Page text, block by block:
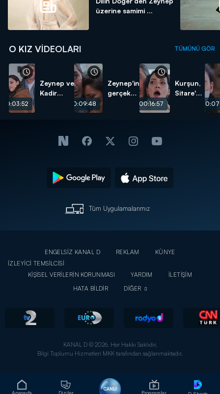
Anasayfa Diziler
CANLI
Programlar
üzerine samimi ...
O KIZ VIDEOLARI TÜMÜNÜ GÖR
00:03:52
Zeynep ve
Kadir
00:09:48
Zeynep'in
gerçek
00:16:57
Kurşun,
Sitare'ye
Tüm Uygulamalarımız
ENGELSİZ KANAL D REKLAM
KÜNYE
İZLEYİCİ TEMSİLCİSİ
KİŞİSEL VERİLERİN KORUNMASI
YARDIM
İLETİŞİM
HATA BİLDİR
DİĞER
KANAL D © 2026. Her Hakkı Saklıdır.
Bilgi Toplumu Hizmetleri MKK tarafından sağlanmaktadır.